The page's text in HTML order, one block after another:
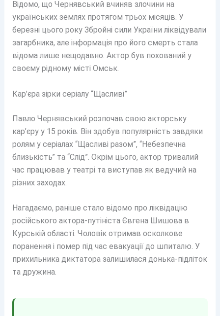
Відомо, що Чернявський вчиняв злочини на
українських землях протягом трьох місяців. У
березні цього року Збройні сили України ліквідували
загарбника, але інформація про його смерть стала
відома лише нещодавно. Актор був похований у
своєму рідному місті Омськ.
Кар’єра зірки серіалу “Щасливі”
Павло Чернявський розпочав свою акторську
кар’єру у 15 років. Він здобув популярність завдяки
ролям у серіалах “Щасливі разом”, “Небезпечна
близькість” та “Слід”. Окрім цього, актор тривалий
час працював у театрі та виступав як ведучий на
різних заходах.
Нагадаємо, раніше стало відомо про ліквідацію
російського актора-путініста Євгена Шишова в
Курській області. Чоловік отримав осколкове
поранення і помер під час евакуації до шпиталю. У
прихильника диктатора залишилася донька-підліток
та дружина.